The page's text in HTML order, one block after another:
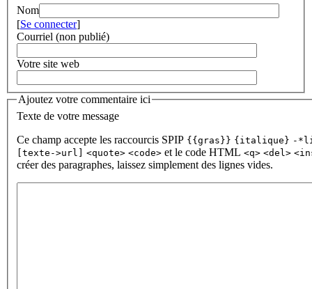
Nom
[Se connecter]
Courriel (non publié)
Votre site web
Ajoutez votre commentaire ici
Texte de votre message
Ce champ accepte les raccourcis SPIP {{gras}} {italique} -
[texte->url] <quote> <code> et le code HTML <q> <del>
créer des paragraphes, laissez simplement des lignes vides.